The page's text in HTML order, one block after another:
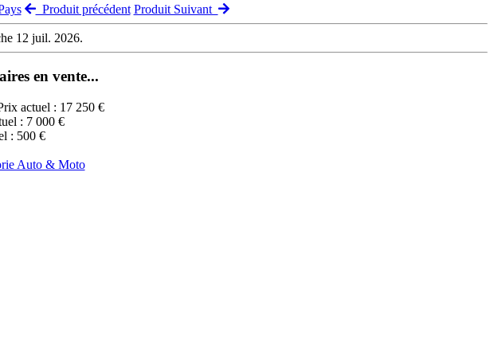
Produit précédent Produit Suivant
12 juil. 2026.
en vente...
actuel : 17 250 €
: 7 000 €
: 500 €
Auto & Moto